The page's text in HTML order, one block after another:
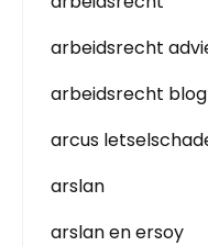
arbeidsrecht
arbeidsrecht blog
arcus
arslan
arslan en ersoy